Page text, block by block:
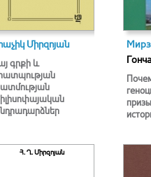
Միրզոյան
գրքի և
Հ. Ղ. Միրզոյան